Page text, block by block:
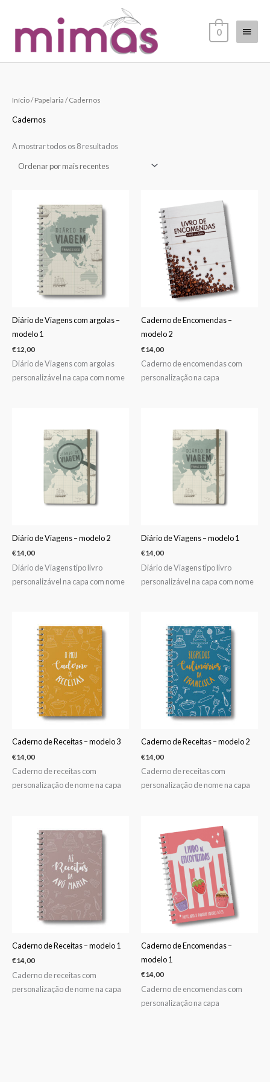
content
Menu
0
Início/Papelaria / Cadernos
Cadernos
A mostrar todos os 8 resultados
Diário de Viagens com argolas –
modelo 1
€12,00
Diário de Viagens com argolas
personalizável na capa com nome
Caderno de Encomendas –
modelo 2
€14,00
Caderno de encomendas com
personalização na capa
Diário de Viagens – modelo 2
€14,00
Diário de Viagens tipo livro
personalizável na capa com nome
Diário de Viagens – modelo 1
€14,00
Diário de Viagens tipo livro
personalizável na capa com nome
Caderno de Receitas – modelo 3
€14,00
Caderno de receitas com
personalização de nome na capa
Caderno de Receitas – modelo 2
€14,00
Caderno de receitas com
personalização de nome na capa
Caderno de Receitas – modelo 1
€14,00
Caderno de receitas com
personalização de nome na capa
Caderno de Encomendas –
modelo 1
€14,00
Caderno de encomendas com
personalização na capa